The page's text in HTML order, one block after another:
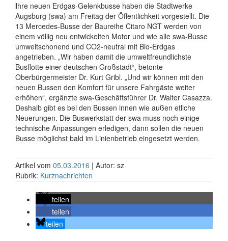
Ihre neuen Erdgas-Gelenkbusse haben die Stadtwerke
Augsburg (swa) am Freitag der Öffentlichkeit vorgestellt. Die
13 Mercedes-Busse der Baureihe Citaro NGT werden von
einem völlig neu entwickelten Motor und wie alle swa-Busse
umweltschonend und CO2-neutral mit Bio-Erdgas
angetrieben. „Wir haben damit die umweltfreundlichste
Busflotte einer deutschen Großstadt“, betonte
Oberbürgermeister Dr. Kurt Gribl. „Und wir können mit den
neuen Bussen den Komfort für unsere Fahrgäste weiter
erhöhen“, ergänzte swa-Geschäftsführer Dr. Walter Casazza.
Deshalb gibt es bei den Bussen innen wie außen etliche
Neuerungen. Die Buswerkstatt der swa muss noch einige
technische Anpassungen erledigen, dann sollen die neuen
Busse möglichst bald im Linienbetrieb eingesetzt werden.
Artikel vom 05.03.2016 | Autor: sz
Rubrik: Kurznachrichten
teilen
teilen
teilen